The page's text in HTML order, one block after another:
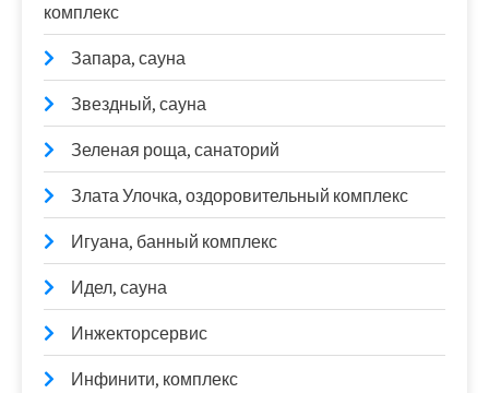
комплекс
Запара, сауна
Звездный, сауна
Зеленая роща, санаторий
Злата Улочка, оздоровительный комплекс
Игуана, банный комплекс
Идел, сауна
Инжекторсервис
Инфинити, комплекс